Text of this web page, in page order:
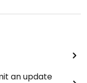
an update